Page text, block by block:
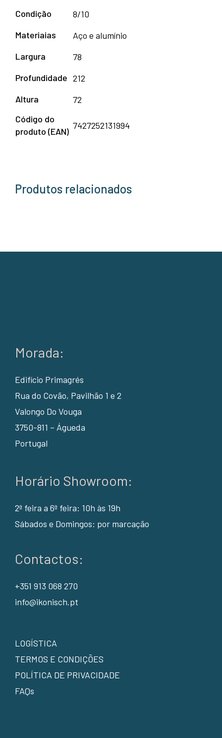
Condição
8/10
Materiaias
Aço e alumínio
Largura
78
Profundidade 212
Altura
72
Código do
produto (EAN)
7427252131994
Produtos relacionados
Morada:
Edifício Primagrés
Rua do Covão, Pavilhão 1 e 2
Valongo Do Vouga
3750-811 – Águeda
Portugal
Horário Showroom:
2ª feira a 6ª feira: 10h às 19h
Sábados e Domingos: por marcação
Contactos:
+351 913 068 270
info@ikonisch.pt
LOGÍSTICA
TERMOS E CONDIÇÕES
POLÍTICA DE PRIVACIDADE
FAQs